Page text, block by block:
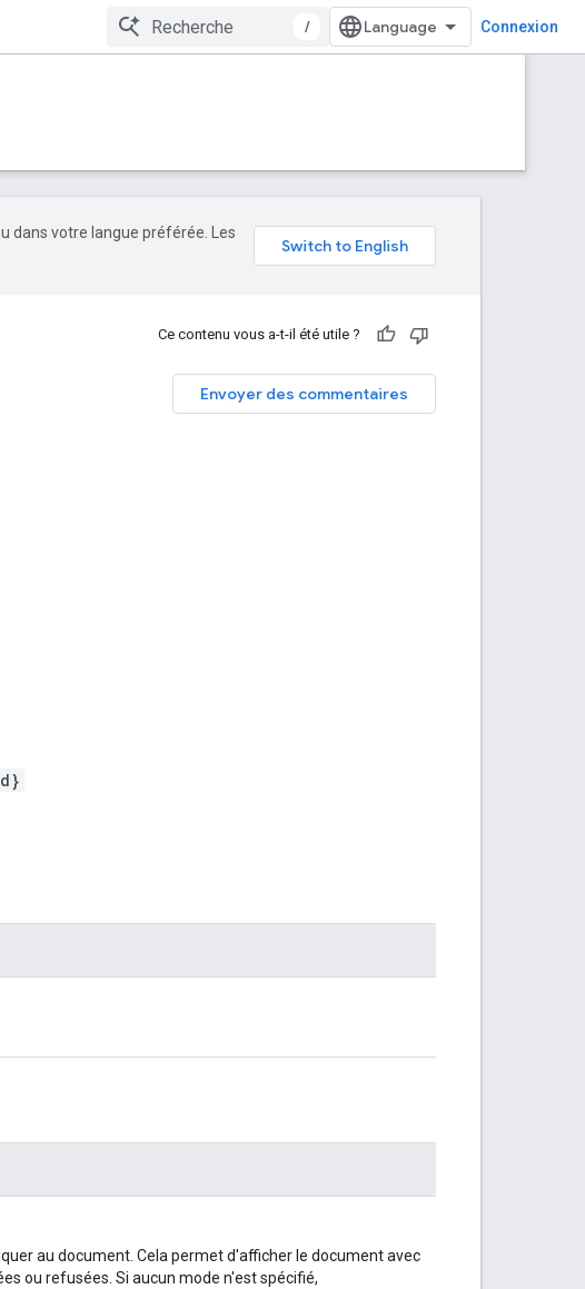
/ Connexion
dans votre langue préférée. Les
Ce contenu vous a-t-il été utile ?
Envoyer des commentaires
au document. Cela permet d'afficher le document avec
ou refusées. Si aucun mode n'est spécifié,